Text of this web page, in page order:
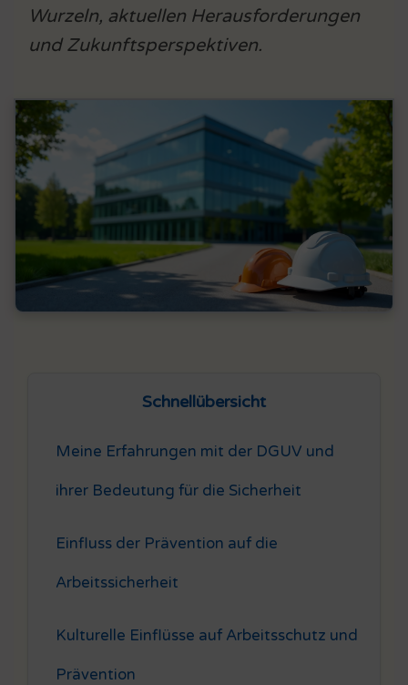
Wurzeln, aktuellen Herausforderungen
und Zukunftsperspektiven.
Schnellübersicht
Meine Erfahrungen mit der DGUV und
ihrer Bedeutung für die Sicherheit
Einfluss der Prävention auf die
Arbeitssicherheit
Kulturelle Einflüsse auf Arbeitsschutz und
Prävention